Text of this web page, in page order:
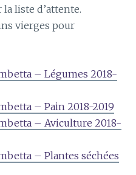
liste d’attente.
vierges pour
– Légumes 2018-
– Pain 2018-2019
– Aviculture 2018-
– Plantes séchées